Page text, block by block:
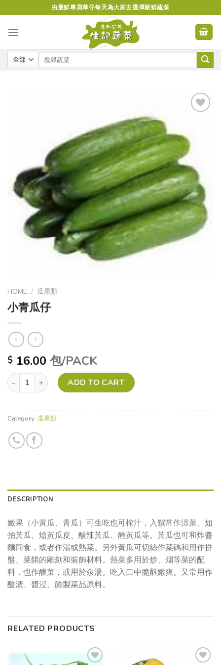
to
content
由最鮮專員華仔每天為大家去選擇新鮮蔬菜
HOME / 瓜果類
小青瓜仔
$ 16.00 包/PACK
小青瓜仔 quantity ADD TO CART
Category: 瓜果類
DESCRIPTION
嫩果（小黃瓜、青瓜）可生吃也可榨汁，入饌常作涼菜。如
拍黃瓜、熗黃瓜皮、酸辣黃瓜、醃黃瓜等。黃瓜也可和炸醬
麵同食，或者作湯或熱菜。另外黃瓜可切絲作菜碼和用作拼
盤、菜餚的雕刻和裝飾材料。熱菜多用於炒、熘等菜的配
料，也作釀菜，或用於氽湯。吃入口中脆酥嫩爽。又常用作
酸漬、醬浸、醃製菜品原料。
RELATED PRODUCTS